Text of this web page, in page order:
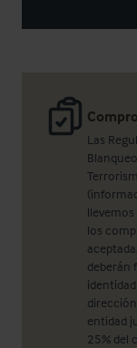
Las
los
deberán
entidad
25% del